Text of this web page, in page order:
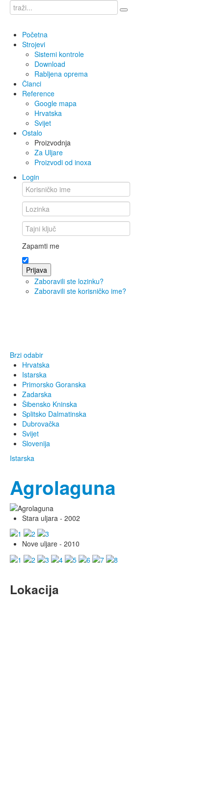
Početna
Strojevi
Sistemi kontrole
Download
Rabljena oprema
Članci
Reference
Google mapa
Hrvatska
Svijet
Ostalo
Proizvodnja
Za Uljare
Proizvodi od inoxa
Login
Zapamti me
Prijava
Zaboravili ste lozinku?
Zaboravili ste korisničko ime?
Brzi odabir
Hrvatska
Istarska
Primorsko Goranska
Zadarska
Šibensko Kninska
Splitsko Dalmatinska
Dubrovačka
Svijet
Slovenija
Istarska
Agrolaguna
Stara uljara - 2002
Nove uljare - 2010
Lokacija